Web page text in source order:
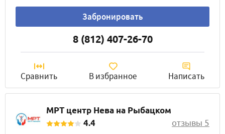
Забронировать
8 (812) 407-26-70
Сравнить В избранное Написать
МРТ центр Нева на Рыбацком
4.4
отзывы 5